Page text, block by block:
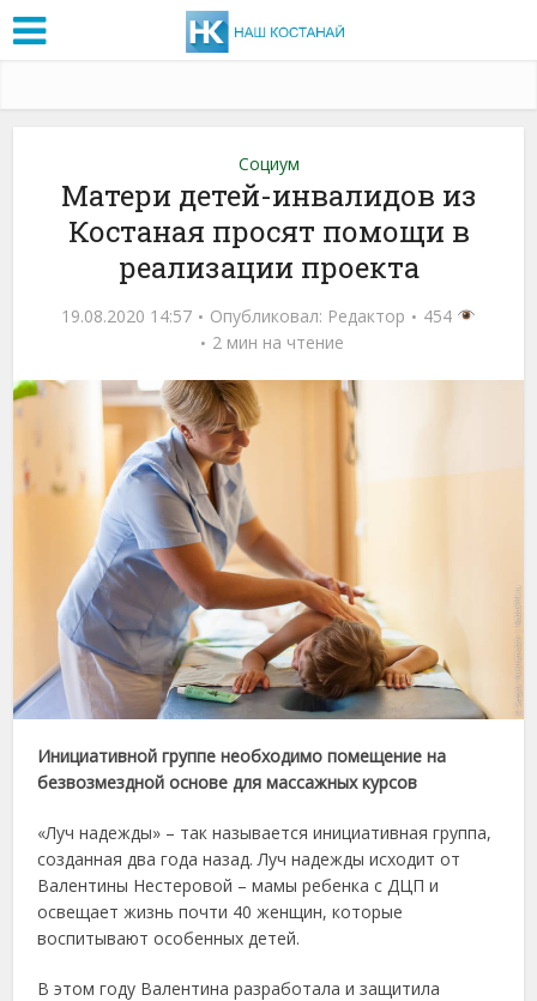
Социум
Матери детей-инвалидов из
Костаная просят помощи в
реализации проекта
19.08.2020 14:57 Опубликовал: Редактор
454
2 мин на чтение
Инициативной группе необходимо помещение на
безвозмездной основе для массажных курсов
«Луч надежды» – так называется инициативная группа,
созданная два года назад. Луч надежды исходит от
Валентины Нестеровой – мамы ребенка с ДЦП и
освещает жизнь почти 40 женщин, которые
воспитывают особенных детей.
В этом году Валентина разработала и защитила